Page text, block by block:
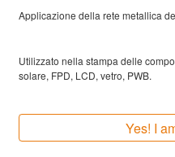
Applicazione della rete metallica
Utilizzato nella stampa delle
solare, FPD, LCD, vetro, PWB.